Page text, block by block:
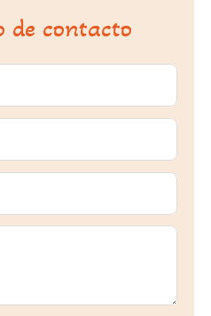
de contacto